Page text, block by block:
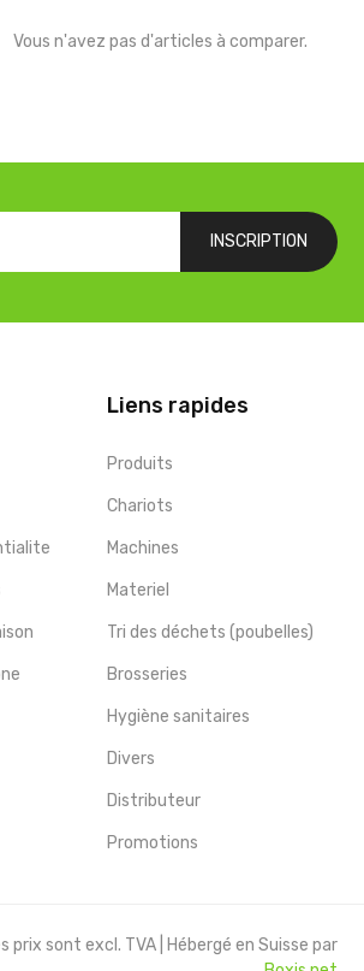
Vous n'avez pas d'articles à comparer.
INSCRIPTION
Liens rapides
Produits
Chariots
Machines
Materiel
Tri des déchets (poubelles)
Brosseries
Hygiène sanitaires
Divers
Distributeur
Promotions
sont excl. TVA | Hébergé en Suisse par